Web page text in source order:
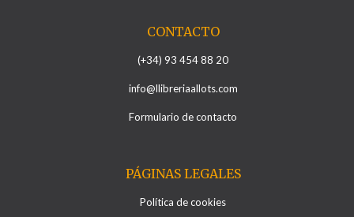
CONTACTO
(+34) 93 454 88 20
info@llibreriaallots.com
Formulario de contacto
PÁGINAS LEGALES
Política de cookies